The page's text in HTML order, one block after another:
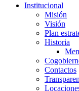
Institucional
Misión
Visión
Plan
Historia
Contactos